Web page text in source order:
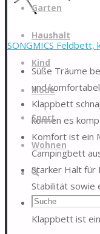
Garten
Haushalt
Kind
Mode
Sport
Wohnen
Suche
Suchen
nach:
SONGMICS
Süße Träume
und
Klappbett
können es
Komfort ist ein
Campingbett
Starker Halt für
Stabilität sowie
Ein Bett, viele
Klappbett ist